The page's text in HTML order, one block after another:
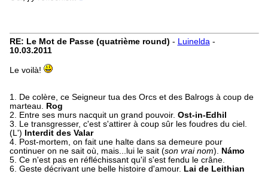
RE: Le Mot de Passe (quatrième round) - Luinelda-
10.03.2011
Le voilà!
1. De colère, ce Seigneur tua des Orcs et des Balrogs à coup de
marteau. Rog
2. Entre ses murs nacquit un grand pouvoir. Ost-in-Edhil
3. Le transgresser, c'est s'attirer à coup sûr les foudres du ciel.
(L')
Interdit des Valar
4. Post-mortem, on fait une halte dans sa demeure pour
continuer on ne sait où, mais...lui le sait (son vrai nom). Námo
5. Ce n'est pas en réfléchissant qu'il s'est fendu le crâne.
6. Geste décrivant une belle histoire d'amour. Lai de Leithian